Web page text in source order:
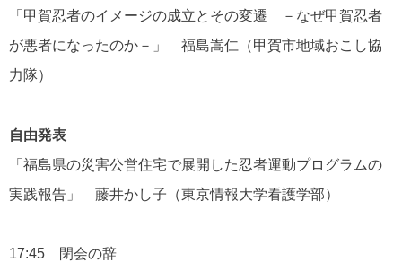
「甲賀忍者のイメージの成立とその変遷 －なぜ甲賀忍者
が悪者になったのか－」 福島嵩仁（甲賀市地域おこし協
力隊）
自由発表
「福島県の災害公営住宅で展開した忍者運動プログラムの
実践報告」 藤井かし子（東京情報大学看護学部）
17:45 閉会の辞